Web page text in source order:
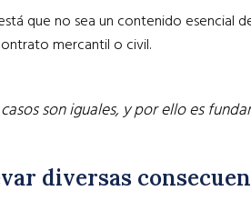
que no sea un contenido
mercantil o civil.
son iguales, y por ello es
diversas